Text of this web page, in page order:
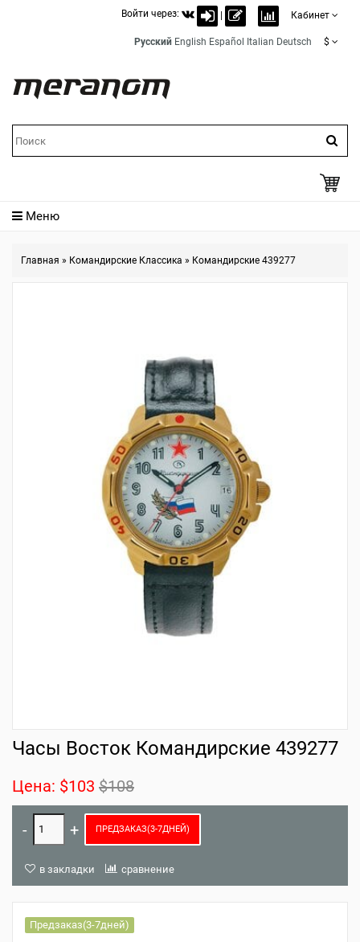
Войти через: Кабинет
Русский English Español Italian Deutsch $
Меню
Главная » Командирские Классика » Командирские 439277
Часы Восток Командирские 439277
Цена: $103 $108
ПРЕДЗАКАЗ(3-7ДНЕЙ)
в закладки сравнение
Предзаказ(3-7дней)